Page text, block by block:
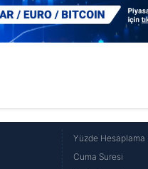
Yüzde Hesaplama
Cuma Suresi